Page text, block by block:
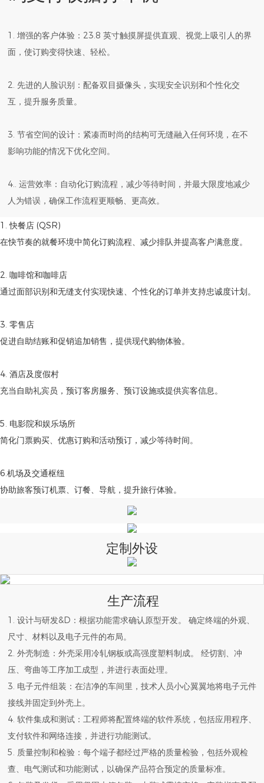
1. 增强的客户体验：23.8 英寸触摸屏提供直观、视觉上吸引人的界
面，使订购变得快速、轻松。
2. 先进的人脸识别：配备双目摄像头，实现安全识别和个性化交
互，提升服务质量。
3. 节省空间的设计：紧凑而时尚的结构可无缝融入任何环境，在不
影响功能的情况下优化空间。
4.. 运营效率：自动化订购流程，减少等待时间，并最大限度地减少
人为错误，确保工作流程更顺畅、更高效。
1. 快餐店 (QSR)
在快节奏的就餐环境中简化订购流程、减少排队并提高客户满意度。
2. 咖啡馆和咖啡店
通过面部识别和无缝支付实现快速、个性化的订单并支持忠诚度计划。
3. 零售店
促进自助结账和促销追加销售，提供现代购物体验。
4. 酒店及度假村
充当自助礼宾员，预订客房服务、预订设施或提供宾客信息。
5. 电影院和娱乐场所
简化门票购买、优惠订购和活动预订，减少等待时间。
6.机场及交通枢纽
协助旅客预订机票、订餐、导航，提升旅行体验。
定制外设
生产流程
1. 设计与研发&D：根据功能需求确认原型开发。 确定终端的外观、
尺寸、材料以及电子元件的布局。
2. 外壳制造：外壳采用冷轧钢板或高强度塑料制成。 经切割、冲
压、弯曲等工序加工成型，并进行表面处理。
3. 电子元件组装：在洁净的车间里，技术人员小心翼翼地将电子元件
接线并固定到外壳上。
4. 软件集成和测试：工程师将配置终端的软件系统，包括应用程序、
支付软件和网络连接，并进行功能测试。
5. 质量控制和检验：每个端子都经过严格的质量检验，包括外观检
查、电气测试和功能测试，以确保产品符合预定的质量标准。